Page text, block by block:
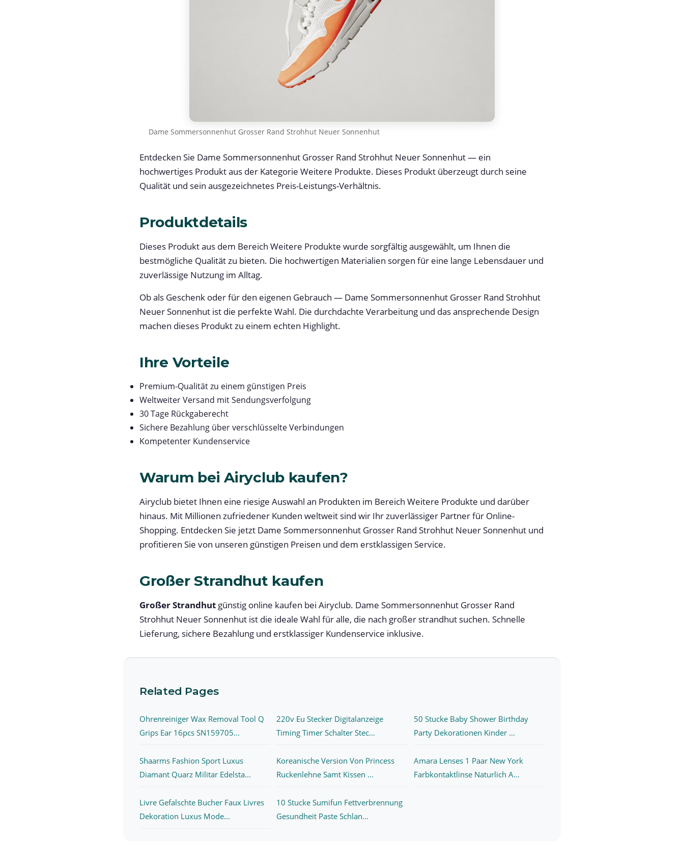
Dame Sommersonnenhut Grosser Rand Strohhut Neuer Sonnenhut
Entdecken Sie Dame Sommersonnenhut Grosser Rand Strohhut Neuer Sonnenhut — ein
hochwertiges Produkt aus der Kategorie Weitere Produkte. Dieses Produkt überzeugt durch seine
Qualität und sein ausgezeichnetes Preis-Leistungs-Verhältnis.
Produktdetails
Dieses Produkt aus dem Bereich Weitere Produkte wurde sorgfältig ausgewählt, um Ihnen die
bestmögliche Qualität zu bieten. Die hochwertigen Materialien sorgen für eine lange Lebensdauer und
zuverlässige Nutzung im Alltag.
Ob als Geschenk oder für den eigenen Gebrauch — Dame Sommersonnenhut Grosser Rand Strohhut
Neuer Sonnenhut ist die perfekte Wahl. Die durchdachte Verarbeitung und das ansprechende Design
machen dieses Produkt zu einem echten Highlight.
Ihre Vorteile
Premium-Qualität zu einem günstigen Preis
Weltweiter Versand mit Sendungsverfolgung
30 Tage Rückgaberecht
Sichere Bezahlung über verschlüsselte Verbindungen
Kompetenter Kundenservice
Warum bei Airyclub kaufen?
Airyclub bietet Ihnen eine riesige Auswahl an Produkten im Bereich Weitere Produkte und darüber
hinaus. Mit Millionen zufriedener Kunden weltweit sind wir Ihr zuverlässiger Partner für Online-
Shopping. Entdecken Sie jetzt Dame Sommersonnenhut Grosser Rand Strohhut Neuer Sonnenhut und
profitieren Sie von unseren günstigen Preisen und dem erstklassigen Service.
Großer Strandhut kaufen
Großer Strandhut günstig online kaufen bei Airyclub. Dame Sommersonnenhut Grosser Rand
Strohhut Neuer Sonnenhut ist die ideale Wahl für alle, die nach großer strandhut suchen. Schnelle
Lieferung, sichere Bezahlung und erstklassiger Kundenservice inklusive.
Related Pages
Ohrenreiniger Wax Removal Tool Q
Grips Ear 16pcs SN159705...
220v Eu Stecker Digitalanzeige
Timing Timer Schalter Stec...
50 Stucke Baby Shower Birthday
Party Dekorationen Kinder ...
Shaarms Fashion Sport Luxus
Diamant Quarz Militar Edelsta...
Koreanische Version Von Princess
Ruckenlehne Samt Kissen ...
Amara Lenses 1 Paar New York
Farbkontaktlinse Naturlich A...
Livre Gefalschte Bucher Faux Livres
Dekoration Luxus Mode...
10 Stucke Sumifun Fettverbrennung
Gesundheit Paste Schlan...